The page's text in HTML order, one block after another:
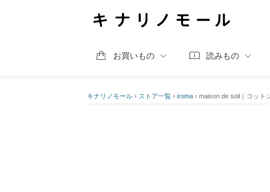
お買いもの 読みもの
キナリノモール › ストア一覧 › iroma › maison de soil｜コット